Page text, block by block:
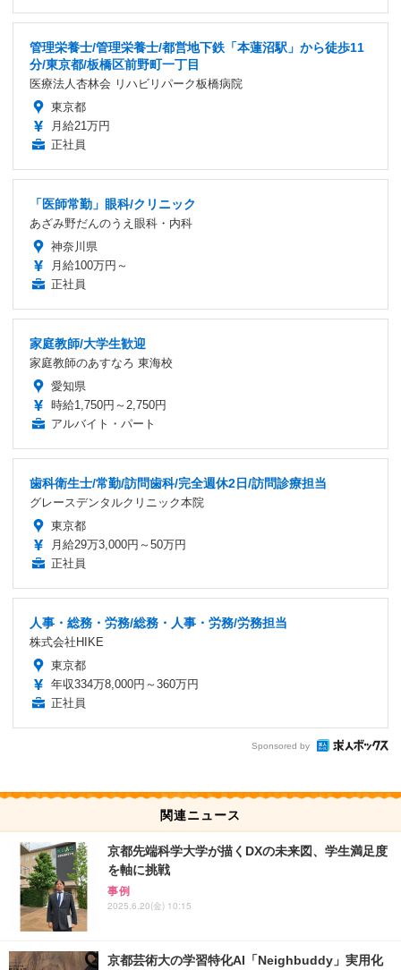
管理栄養士/管理栄養士/都営地下鉄「本蓮沼駅」から徒歩11
分/東京都/板橋区前野町一丁目
医療法人杏林会 リハビリパーク板橋病院
東京都
月給21万円
正社員
「医師常勤」眼科/クリニック
あざみ野だんのうえ眼科・内科
神奈川県
月給100万円～
正社員
家庭教師/大学生歓迎
家庭教師のあすなろ 東海校
愛知県
時給1,750円～2,750円
アルバイト・パート
歯科衛生士/常勤/訪問歯科/完全週休2日/訪問診療担当
グレースデンタルクリニック本院
東京都
月給29万3,000円～50万円
正社員
人事・総務・労務/総務・人事・労務/労務担当
株式会社HIKE
東京都
年収334万8,000円～360万円
正社員
Sponsored by
関連ニュース
京都先端科学大学が描くDXの未来図、学生満足度
を軸に挑戦
事例
2025.6.20(金) 10:15
京都芸術大の学習特化AI「Neighbuddy」実用化